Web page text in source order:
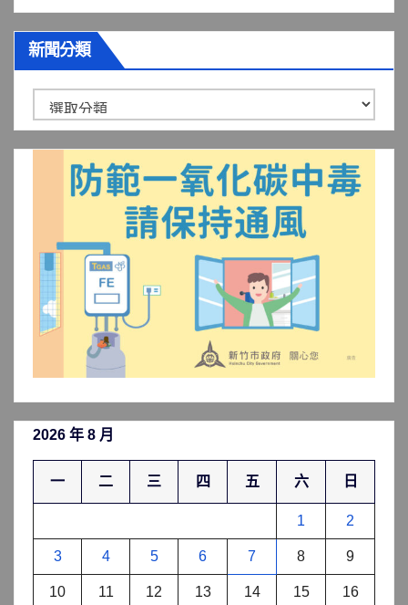
新聞分類
聞
2026 年 8 月
一 二 三 四 五 六 日
1 2
3 4 5 6 7 8 9
10 11 12 13 14 15 16